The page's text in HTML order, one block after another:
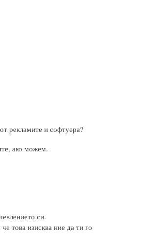
рекламите и софтуера?
ако можем.
си.
това изисква ние да ти го